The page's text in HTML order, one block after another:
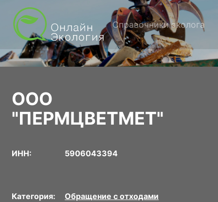
Справочники эколога
ООО
"ПЕРМЦВЕТМЕТ"
ИНН: 5906043394
Категория:
Обращение с отходами